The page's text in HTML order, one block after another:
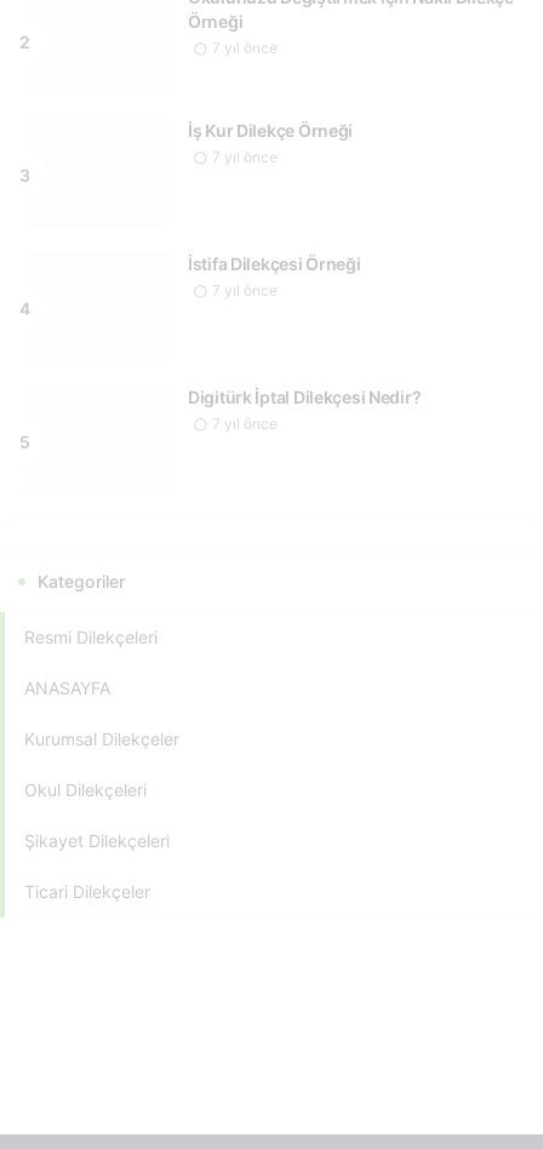
Örneği
7 yıl önce
İş Kur Dilekçe Örneği
7 yıl önce
İstifa Dilekçesi Örneği
7 yıl önce
Digitürk İptal Dilekçesi Nedir?
7 yıl önce
Kategoriler
Resmi Dilekçeleri
ANASAYFA
Kurumsal Dilekçeler
Okul Dilekçeleri
Şikayet Dilekçeleri
Ticari Dilekçeler